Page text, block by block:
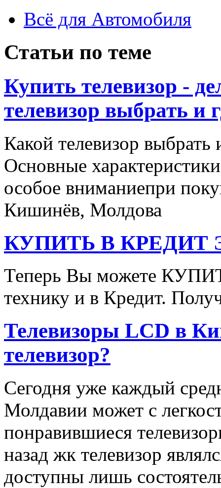
Всё для Автомобиля
Статьи по теме
Купить телевизор -
телевизор выбрать и
Какой телевизор выбрать
Основные
особое вниманиепри
Кишинёв, Молдова
КУПИТЬ В КРЕДИТ
Теперь Вы можете
технику и в Кредит.
Телевизоры LCD в
телевизор?
Сегодня уже каждый
Молдавии может с
понравившиеся
назад жк телевизор
доступны лишь